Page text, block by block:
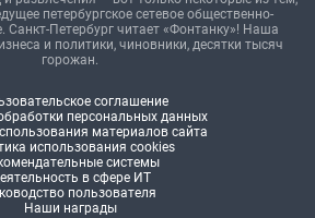
петербургское сетевое общественно-
Санкт-Петербург читает «Фонтанку»! Наша
и политики, чиновники, десятки тысяч
горожан.
соглашение
персональных данных
материалов сайта
использования cookies
системы
в сфере ИТ
пользователя
Наши награды